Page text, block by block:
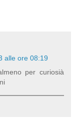
alle ore 08:19
per curiosià